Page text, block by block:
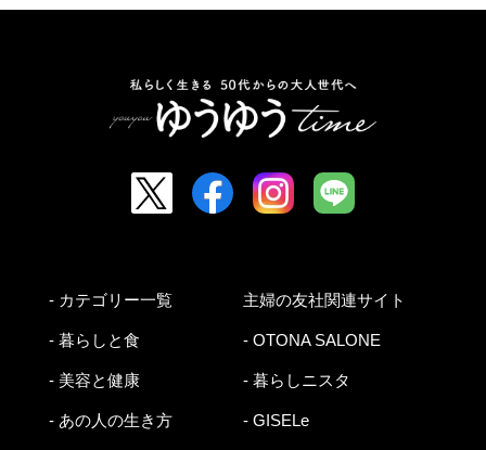
- カテゴリー一覧
- 暮らしと食
- 美容と健康
- あの人の生き方
主婦の友社関連サイト
- OTONA SALONE
- 暮らしニスタ
- GISELe